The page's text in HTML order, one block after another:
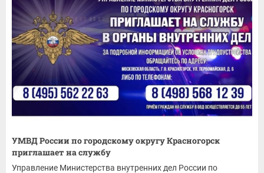
УМВД России по городскому округу Красногорск
приглашает на службу
Управление Министерства внутренних дел России по